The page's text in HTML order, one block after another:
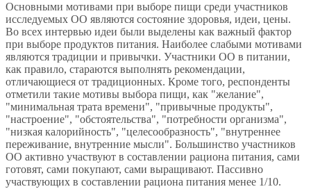
Основными мотивами при выборе пищи среди участников
исследуемых ОО являются состояние здоровья, идеи, цены.
Во всех интервью идеи были выделены как важный фактор
при выборе продуктов питания. Наиболее слабыми мотивами
являются традиции и привычки. Участники ОО в питании,
как правило, стараются выполнять рекомендации,
отличающиеся от традиционных. Кроме того, респонденты
отметили такие мотивы выбора пищи, как "желание",
"минимальная трата времени", "привычные продукты",
"настроение", "обстоятельства", "потребности организма",
"низкая калорийность", "целесообразность", "внутреннее
переживание, внутренние мысли". Большинство участников
ОО активно участвуют в составлении рациона питания, сами
готовят, сами покупают, сами выращивают. Пассивно
участвующих в составлении рациона питания менее 1/10.